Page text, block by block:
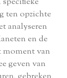
ten opzichte
analyseren
en de
moment van
geven van